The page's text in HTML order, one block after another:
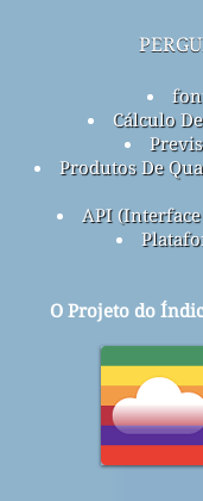
Cálculo
Produtos De
API
O Projeto do